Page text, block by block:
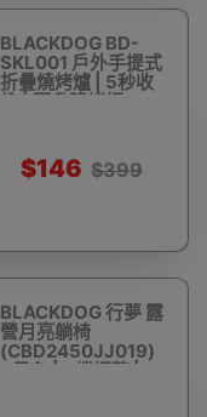
BLACKDOG BD-
SKL001 戶外手提式
折疊燒烤爐 | 5秒收
納 | 可升降烤網
$146 $399
BLACKDOG 行夢 露
營月亮躺椅
(CBD2450JJ019)
- 黑色 | 9檔調整 | 7